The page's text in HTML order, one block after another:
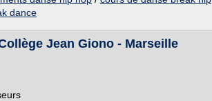
dance
Jean Giono - Marseille